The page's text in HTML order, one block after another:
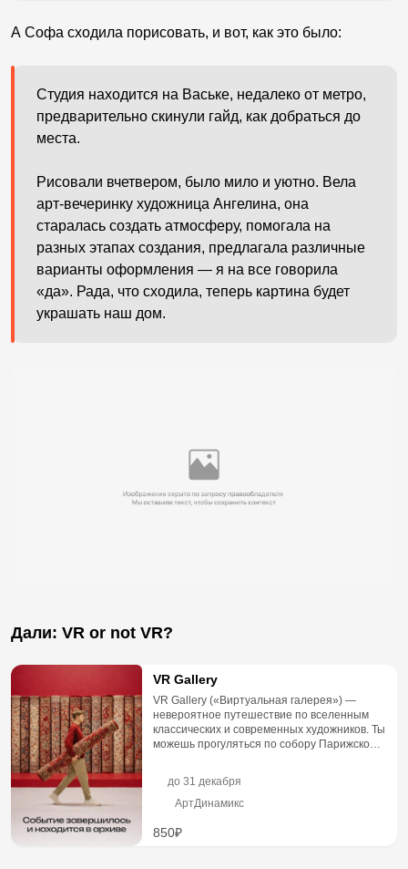
А Софа сходила порисовать, и вот, как это было:
Студия находится на Ваське, недалеко от метро,
предварительно скинули гайд, как добраться до
места.
Рисовали вчетвером, было мило и уютно. Вела
арт-вечеринку художница Ангелина, она
старалась создать атмосферу, помогала на
разных этапах создания, предлагала различные
варианты оформления — я на все говорила
«да». Рада, что сходила, теперь картина будет
украшать наш дом.
Дали: VR or not VR?
VR Gallery
VR Gallery («Виртуальная галерея») —
невероятное путешествие по вселенным
классических и современных художников. Ты
можешь прогуляться по собору Парижской
до 31 декабря
АртДинамикс
850₽